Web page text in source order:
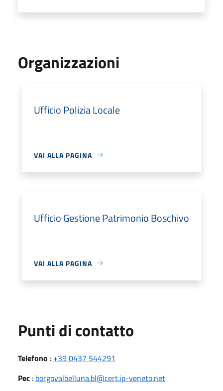
Organizzazioni
Ufficio Polizia Locale
VAI ALLA PAGINA
Ufficio Gestione Patrimonio Boschivo
VAI ALLA PAGINA
Punti di contatto
Telefono : +39 0437 544291
Pec : borgovalbelluna.bl@cert.ip-veneto.net